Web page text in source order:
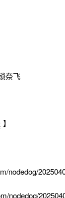
奈飞
】
nodedog/
nodedog/